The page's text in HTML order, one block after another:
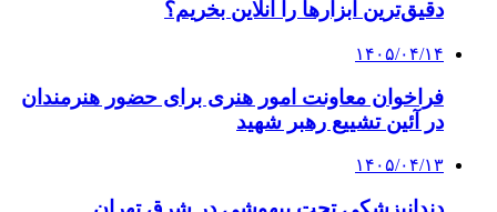
دقیق‌ترین ابزارها را آنلاین بخریم؟
۱۴۰۵/۰۴/۱۴
فراخوان معاونت امور هنری برای حضور هنرمندان
در آئین تشییع رهبر شهید
۱۴۰۵/۰۴/۱۳